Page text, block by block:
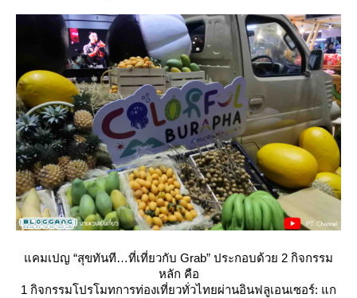
คมเปญ “สุขทันที…ที่เที่ยวกับ Grab” ประกอบด้วย 2 กิจกรรม
หลัก คือ
1 กิจกรรมโปรโมทการท่องเที่ยวทั่วไทยผ่านอินฟลูเอนเซอร์: แก